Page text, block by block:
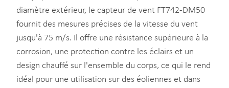
diamètre extérieur, le capteur de vent FT742-DM50
fournit des mesures précises de la vitesse du vent
jusqu'à 75 m/s. Il offre une résistance supérieure à la
corrosion, une protection contre les éclairs et un
design chauffé sur l'ensemble du corps, ce qui le rend
idéal pour une utilisation sur des éoliennes et dans